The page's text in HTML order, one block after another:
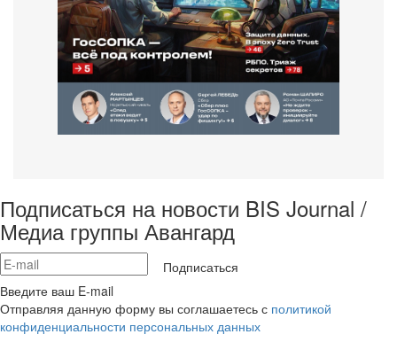
Подписаться на новости BIS Journal /
Медиа группы Авангард
Подписаться
Введите ваш E-mail
Отправляя данную форму вы соглашаетесь с политикой
конфиденциальности персональных данных